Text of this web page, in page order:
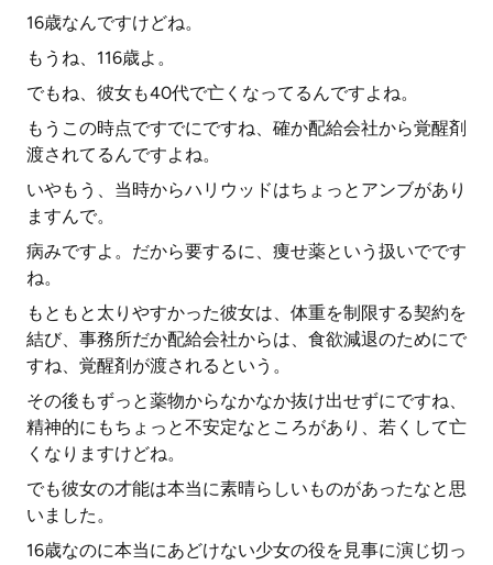
16歳なんですけどね。
もうね、116歳よ。
でもね、彼女も40代で亡くなってるんですよね。
もうこの時点ですでにですね、確か配給会社から覚醒剤
渡されてるんですよね。
いやもう、当時からハリウッドはちょっとアンブがあり
ますんで。
病みですよ。だから要するに、痩せ薬という扱いでです
ね。
もともと太りやすかった彼女は、体重を制限する契約を
結び、事務所だか配給会社からは、食欲減退のためにで
すね、覚醒剤が渡されるという。
その後もずっと薬物からなかなか抜け出せずにですね、
精神的にもちょっと不安定なところがあり、若くして亡
くなりますけどね。
でも彼女の才能は本当に素晴らしいものがあったなと思
いました。
16歳なのに本当にあどけない少女の役を見事に演じ切っ